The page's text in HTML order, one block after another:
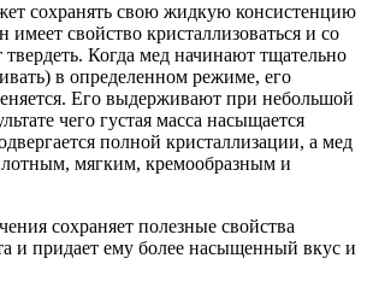
сохранять свою жидкую консистенцию
имеет свойство кристаллизоваться и со
Когда мед начинают тщательно
в определенном режиме, его
Его выдерживают при небольшой
чего густая масса насыщается
полной кристаллизации, а мед
мягким, кремообразным и
сохраняет полезные свойства
и придает ему более насыщенный вкус и